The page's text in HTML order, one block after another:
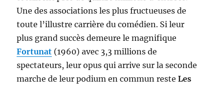
Une des associations les plus fructueuses de
toute l’illustre carrière du comédien. Si leur
plus grand succès demeure le magnifique
Fortunat (1960) avec 3,3 millions de
spectateurs, leur opus qui arrive sur la seconde
marche de leur podium en commun resteLes